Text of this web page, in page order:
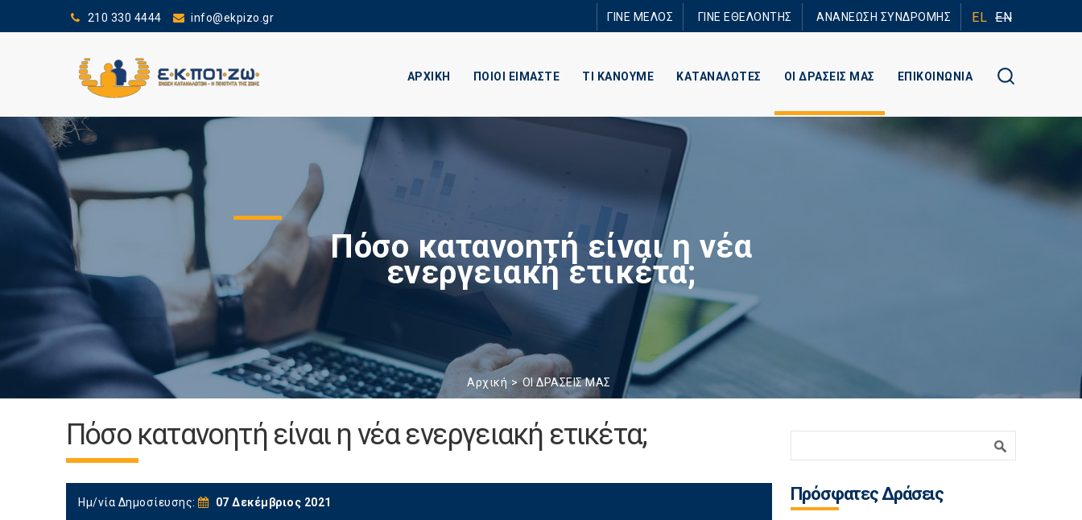
210 330 4444 info@ekpizo.gr ΓΙΝΕ ΜΕΛΟΣ ΓΙΝΕ ΕΘΕΛΟΝΤΗΣ ΑΝΑΝΕΩΣΗ ΣΥΝΔΡΟΜΗΣ EL EN
ΑΡΧΙΚΗ ΠΟΙΟΙ ΕΙΜΑΣΤΕ ΤΙ ΚΑΝΟΥΜΕ ΚΑΤΑΝΑΛΩΤΕΣ ΟΙ ΔΡΑΣΕΙΣ ΜΑΣ ΕΠΙΚΟΙΝΩΝΙΑ
Πόσο κατανοητή είναι η νέα
ενεργειακή ετικέτα;
Αρχική ΟΙ ΔΡΑΣΕΙΣ ΜΑΣ
Πόσο κατανοητή είναι η νέα ενεργειακή ετικέτα;
Ημ/νία Δημοσίευσης: 07 Δεκέμβριος 2021 Πρόσφατες Δράσεις